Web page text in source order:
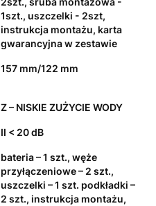
1szt., uszczelki - 2szt,
instrukcja montażu, karta
gwarancyjna w zestawie
157 mm/122 mm
Z – NISKIE ZUŻYCIE WODY
II < 20 dB
bateria – 1 szt., węże
przyłączeniowe – 2 szt.,
uszczelki – 1 szt. podkładki –
2 szt., instrukcja montażu,